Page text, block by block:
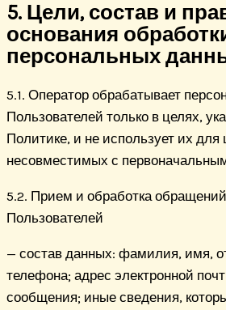
5. Цели, состав и
основания
персональных
5.1. Оператор обрабатывает
Пользователей только в целях,
Политике, и не использует их для
несовместимых с
5.2. Прием и обработка
Пользователей
— состав данных: фамилия, имя,
телефона; адрес электронной
сообщения; иные сведения,